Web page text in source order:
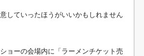
していったほうがいいかもしれません
ョーの会場内に「ラーメンチケット売